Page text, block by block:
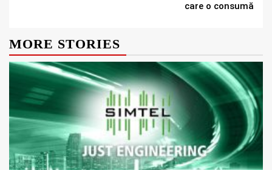
care o consumă
MORE STORIES